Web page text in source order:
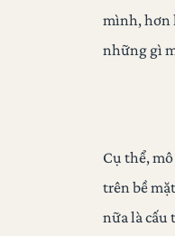
mình, hơn
những gì
Cụ thể,
trên bề
nữa là cấu